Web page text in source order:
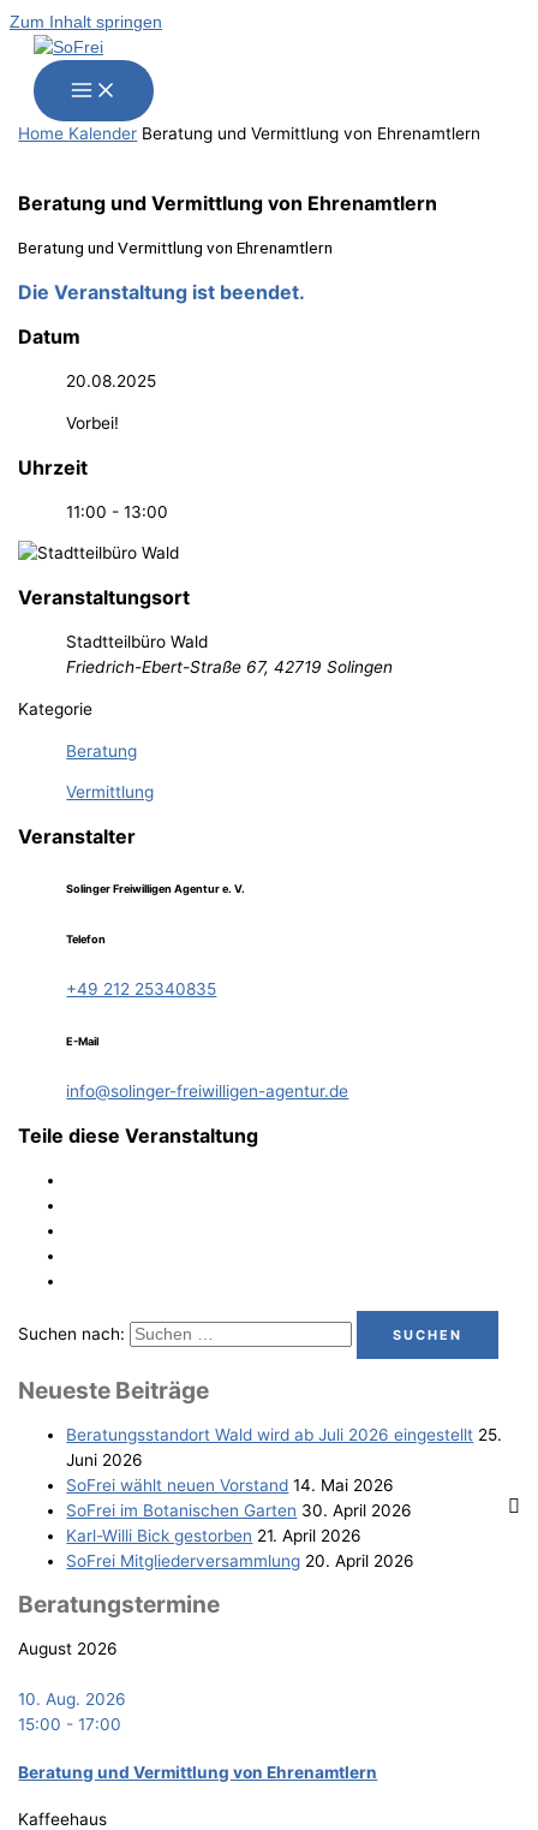
Zum Inhalt springen
Home Kalender Bera­tung und Ver­mitt­lung von Ehrenamtlern
Bera­tung und Ver­mitt­lung von Ehrenamtlern
Bera­tung und Ver­mitt­lung von Ehrenamtlern
Die Veranstaltung ist beendet.
Datum
20.08.2025
Vorbei!
Uhrzeit
11:00 - 13:00
Veranstaltungsort
Stadtteilbüro Wald
Friedrich-Ebert-Straße 67, 42719 Solingen
Kategorie
Beratung
Vermittlung
Veranstalter
Solinger Freiwilligen Agentur e. V.
Telefon
+49 212 25340835
E-Mail
info@solinger-freiwilligen-agentur.de
Teile diese Veranstaltung
Suchen nach:
Neu­es­te Beiträge
Bera­tungs­stand­ort Wald wird ab Juli 2026 eingestellt 25.
Juni 2026
SoFrei wählt neu­en Vorstand 14. Mai 2026
SoFrei im Bota­ni­schen Garten 30. April 2026
Karl-Wil­li Bick gestorben 21. April 2026
SoFrei Mit­glie­der­ver­samm­lung 20. April 2026
Bera­tungs­ter­mi­ne
August 2026
10. Aug. 2026
15:00 -17:00
Bera­tung und Ver­mitt­lung von Ehrenamtlern
Kaffeehaus